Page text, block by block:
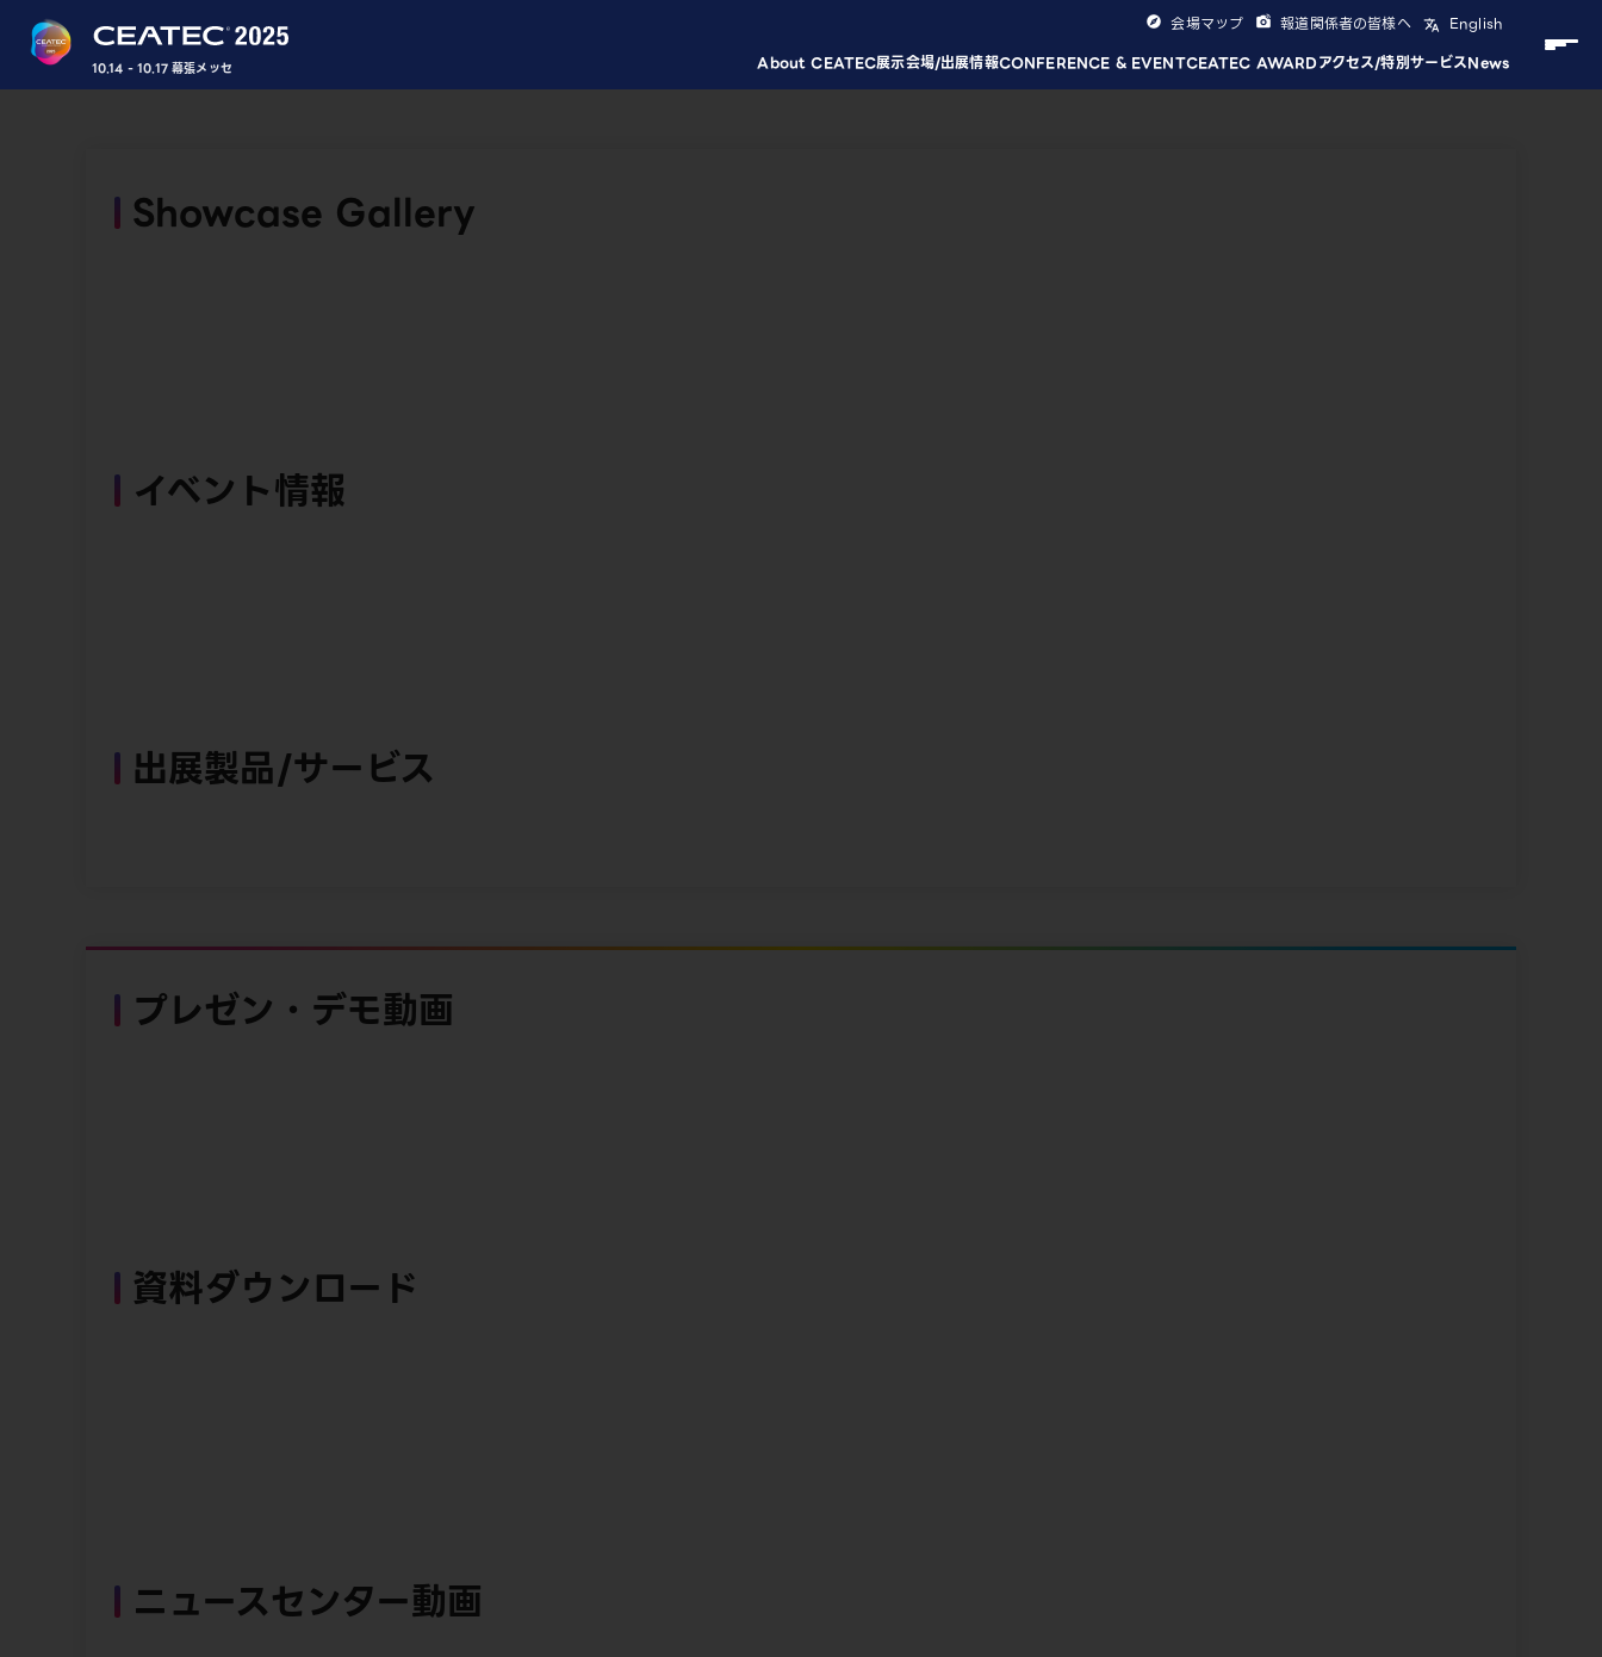
10.14 - 10.17 幕張メッセ About CEATEC展示会場/出展情報CONFERENCE & EVENTCEATEC AWARDアクセス/特別サービスNews
会場マップ 報道関係者の皆様へ English
Showcase Gallery
イベント情報
出展製品/サービス
プレゼン・デモ動画
資料ダウンロード
ニュースセンター動画